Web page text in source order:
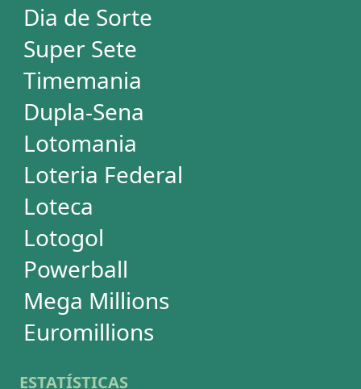
Mega-Sena
Lotofácil
Quina
+Milionária
Dia de Sorte
Super Sete
Timemania
Dupla-Sena
Lotomania
Powerball
Mega Millions
Euromillions
DESDOBRAMENTOS